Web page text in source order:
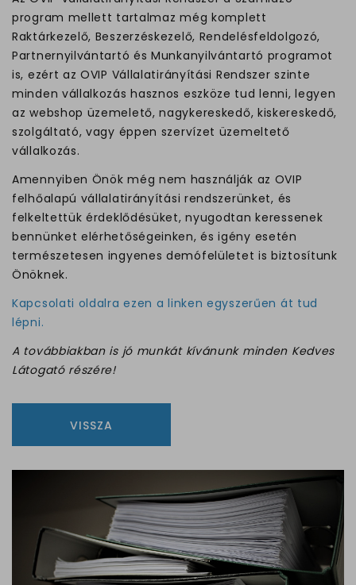
program mellett tartalmaz még komplett
Raktárkezelő, Beszerzéskezelő, Rendelésfeldolgozó,
Partnernyilvántartó és Munkanyilvántartó programot
is, ezért az OVIP Vállalatirányítási Rendszer szinte
minden vállalkozás hasznos eszköze tud lenni, legyen
az webshop üzemelető, nagykereskedő, kiskereskedő,
szolgáltató, vagy éppen szervízet üzemeltető
vállalkozás.
Amennyiben Önök még nem használják az OVIP
felhőalapú vállalatirányítási rendszerünket, és
felkeltettük érdeklődésüket, nyugodtan keressenek
bennünket elérhetőségeinken, és igény esetén
természetesen ingyenes demófelületet is biztosítunk
Önöknek.
Kapcsolati oldalra ezen a linken egyszerűen át tud
lépni.
A továbbiakban is jó munkát kívánunk minden Kedves
Látogató részére!
VISSZA